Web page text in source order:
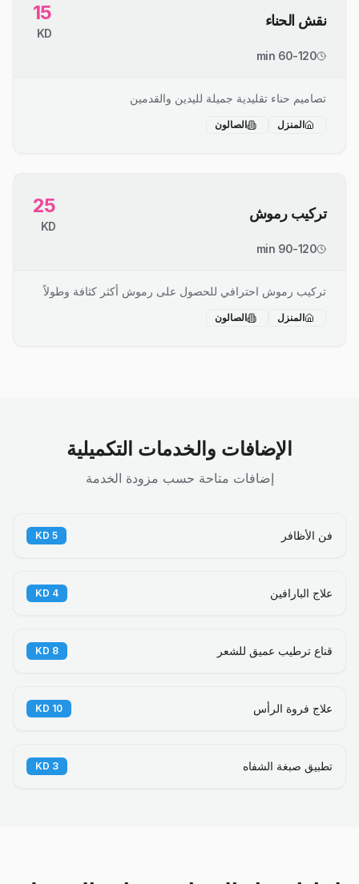
نقش الحناء 15
KD
60-120 min
تصاميم حناء تقليدية جميلة لليدين والقدمين
المنزل الصالون
تركيب رموش 25
KD
90-120 min
تركيب رموش احترافي للحصول على رموش أكثر كثافة وطولاً
المنزل الصالون
الإضافات والخدمات التكميلية
إضافات متاحة حسب مزودة الخدمة
فن الأظافر 5
KD
علاج البارافين 4
KD
قناع ترطيب عميق للشعر 8
KD
علاج فروة الرأس 10
KD
تطبيق صبغة الشفاه 3
KD